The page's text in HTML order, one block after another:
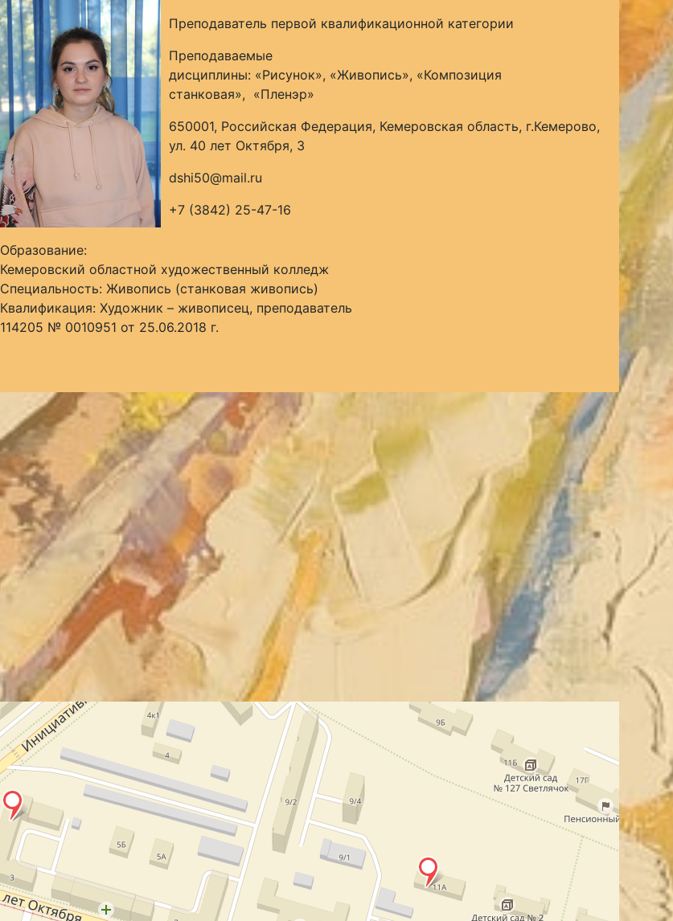
Преподаватель первой квалификационной категории
Преподаваемые
дисциплины: «Рисунок», «Живопись», «Композиция
станковая», «Пленэр»
650001, Российская Федерация, Кемеровская область, г.Кемерово,
ул. 40 лет Октября, 3
dshi50@mail.ru
+7 (3842) 25-47-16
Образование:
Кемеровский областной художественный колледж
Специальность: Живопись (станковая живопись)
Квалификация: Художник – живописец, преподаватель
114205 № 0010951 от 25.06.2018 г.